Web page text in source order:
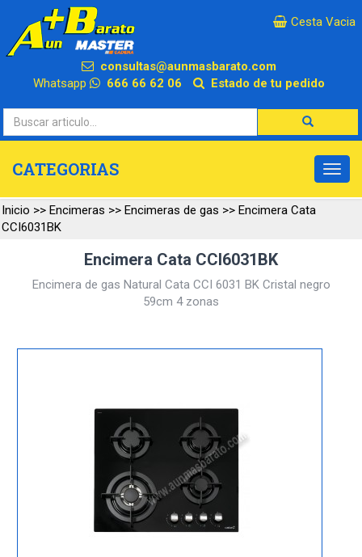
×
Cesta Vacia
consultas@aunmasbarato.com
Whatsapp
666 66 62 06 Estado de tu pedido
CATEGORIAS
Inicio >> Encimeras >> Encimeras de gas >> Encimera Cata
CCI6031BK
Encimera Cata CCI6031BK
Encimera de gas Natural Cata CCI 6031 BK Cristal negro
59cm 4 zonas